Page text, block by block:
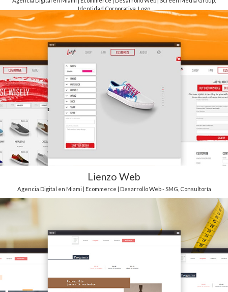
Identidad Corporativa Logo
Lienzo Web
Agencia Digital en Miami | Ecommerce | Desarrollo Web - SMG Consultoría